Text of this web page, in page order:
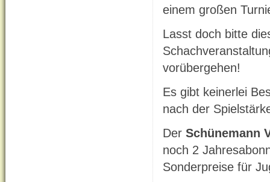
einem großen
Lasst doch bitte
vorübergehen!
Es gibt keinerlei
nach der
Der Schünemann
noch 2
Sonderpreise für